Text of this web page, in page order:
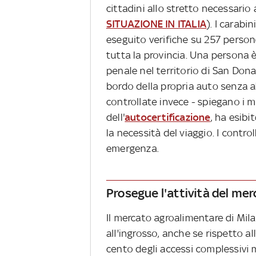
cittadini allo stretto necessario
SITUAZIONE IN ITALIA). I
eseguito verifiche su 257
tutta la provincia. Una persona
penale nel territorio di San
bordo della propria auto senza
controllate invece - spiegano i
dell'autocertificazione, ha
la necessità del viaggio. I
emergenza.
Prosegue l'attività del
Il mercato agroalimentare di
all'ingrosso, anche se rispetto
cento degli accessi